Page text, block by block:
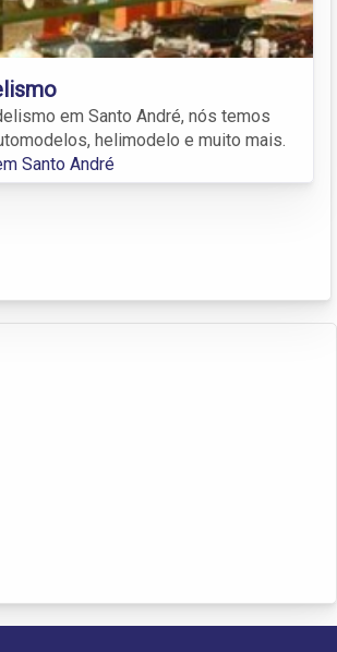
em Santo André, nós temos
helimodelo e muito mais.
Santo André